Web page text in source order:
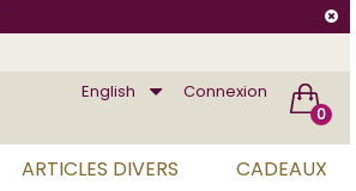
0
Connexion
English
ARTICLES DIVERS CADEAUX